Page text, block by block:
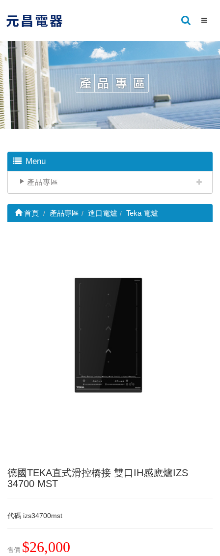
Menu
產品專區
首頁 產品專區 進口電爐 Teka 電爐
德國TEKA直式滑控橋接 雙口IH感應爐IZS
34700 MST
代碼 izs34700mst
售價 $26,000